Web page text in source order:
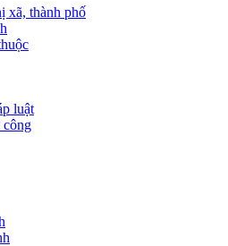
thành phố
luật
công